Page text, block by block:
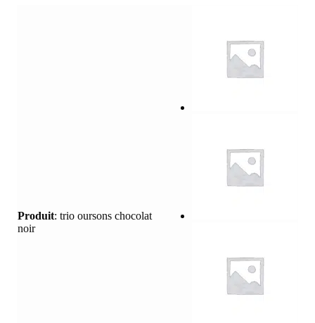
Produit: trio oursons chocolat
noir